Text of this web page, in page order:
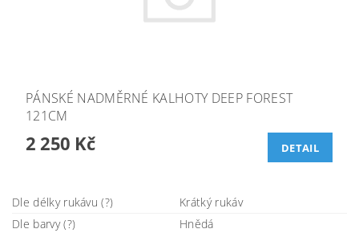
PÁNSKÉ NADMĚRNÉ KALHOTY DEEP FOREST
121CM
2 250 Kč DETAIL
Dle délky rukávu (?)
Krátký rukáv
Dle barvy (?)
Hnědá